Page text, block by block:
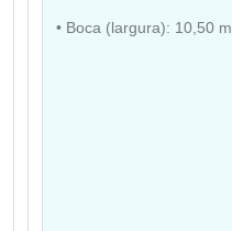
• Boca (largura): 10,50 m